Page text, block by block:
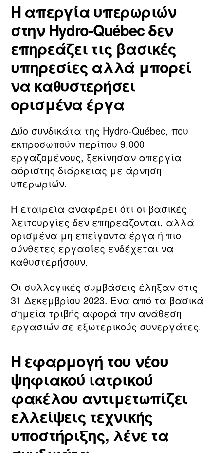
Η απεργία υπερωριών
στην Hydro‑Québec δεν
επηρεάζει τις βασικές
υπηρεσίες αλλά μπορεί
να καθυστερήσει
ορισμένα έργα
Δύο συνδικάτα της Hydro‑Québec, που
εκπροσωπούν περίπου 9.000
εργαζομένους, ξεκίνησαν απεργία
αόριστης διάρκειας με άρνηση
υπερωριών.
Η εταιρεία αναφέρει ότι οι βασικές
λειτουργίες δεν επηρεάζονται, αλλά
ορισμένα μη επείγοντα έργα ή πιο
σύνθετες εργασίες ενδέχεται να
καθυστερήσουν.
Οι συλλογικές συμβάσεις έληξαν στις
31 Δεκεμβρίου 2023. Ένα από τα βασικά
σημεία τριβής αφορά την ανάθεση
εργασιών σε εξωτερικούς συνεργάτες.
Η εφαρμογή του νέου
ψηφιακού ιατρικού
φακέλου αντιμετωπίζει
ελλείψεις τεχνικής
υποστήριξης, λένε τα